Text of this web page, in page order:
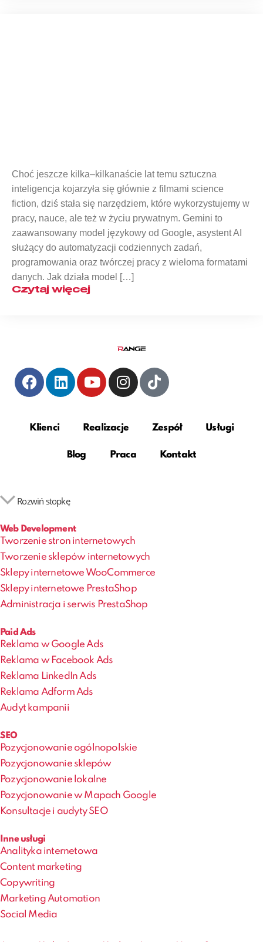
Choć jeszcze kilka–kilkanaście lat temu sztuczna
inteligencja kojarzyła się głównie z filmami science
fiction, dziś stała się narzędziem, które wykorzystujemy w
pracy, nauce, ale też w życiu prywatnym. Gemini to
zaawansowany model językowy od Google, asystent AI
służący do automatyzacji codziennych zadań,
programowania oraz twórczej pracy z wieloma formatami
danych. Jak działa model […]
Czytaj więcej
Klienci Realizacje Zespół Usługi
Blog Praca Kontakt
Rozwiń stopkę
Web Development
Tworzenie stron internetowych
Tworzenie sklepów internetowych
Sklepy internetowe WooCommerce
Sklepy internetowe PrestaShop
Administracja i serwis PrestaShop
Paid Ads
Reklama w Google Ads
Reklama w Facebook Ads
Reklama LinkedIn Ads
Reklama Adform Ads
Audyt kampanii
SEO
Pozycjonowanie ogólnopolskie
Pozycjonowanie sklepów
Pozycjonowanie lokalne
Pozycjonowanie w Mapach Google
Konsultacje i audyty SEO
Inne usługi
Analityka internetowa
Content marketing
Copywriting
Marketing Automation
Social Media